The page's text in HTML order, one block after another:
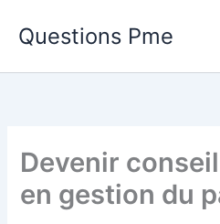
Questions Pme
Devenir
en gestion du